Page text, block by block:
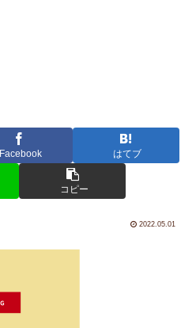
Facebook はてブ
コピー
2022.05.01